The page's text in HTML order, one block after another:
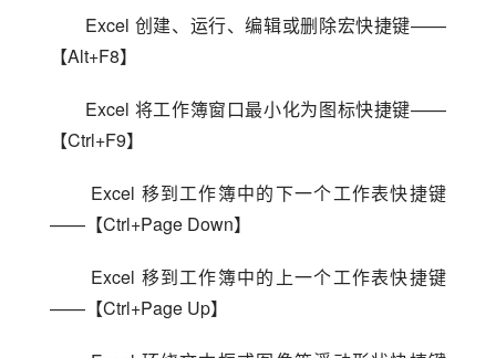
Excel 创建、运行、编辑或删除宏快捷键——
【Alt+F8】
Excel 将工作簿窗口最小化为图标快捷键——
【Ctrl+F9】
——【Ctrl+Page Down】
——【Ctrl+Page Up】